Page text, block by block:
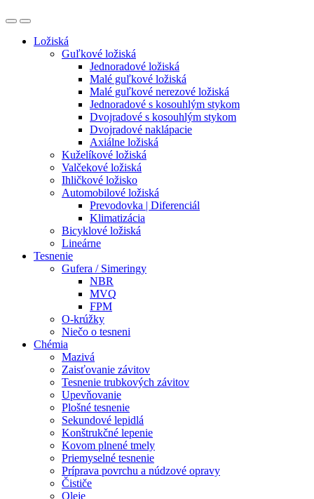
Ložiská
Guľkové ložiská
Jednoradové ložiská
Malé guľkové ložiská
Malé guľkové nerezové ložiská
Jednoradové s kosouhlým stykom
Dvojradové s kosouhlým stykom
Dvojradové naklápacie
Axiálne ložiská
Kuželíkové ložiská
Valčekové ložiská
Ihličkové ložisko
Automobilové ložiská
Prevodovka | Diferenciál
Klimatizácia
Bicyklové ložiská
Lineárne
Tesnenie
Gufera / Simeringy
NBR
MVQ
FPM
O-krúžky
Niečo o tesneni
Chémia
Mazivá
Zaisťovanie závitov
Tesnenie trubkových závitov
Upevňovanie
Plošné tesnenie
Sekundové lepidlá
Konštrukčné lepenie
Kovom plnené tmely
Priemyselné tesnenie
Príprava povrchu a núdzové opravy
Čističe
Oleje